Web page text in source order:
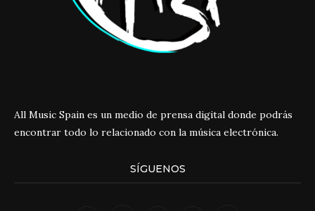
All Music Spain es un medio de prensa digital donde podrás
encontrar todo lo relacionado con la música electrónica.
SÍGUENOS